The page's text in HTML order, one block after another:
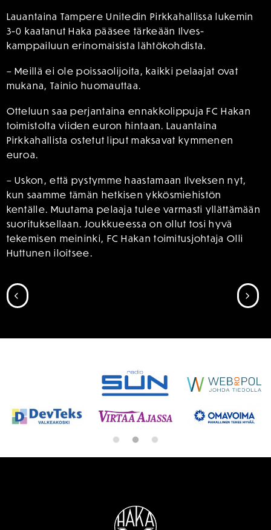
Lauantaina Tampere Unitedin Pirkkahallissa lukemin
3-0 kaatanut Haka pääsee tärkeään Ilves-
kamppailuun erinomaisista lähtökohdista.
– Meillä ei ole poissaolijoita, kaikki pelaajat ovat
mukana, Tainio huomauttaa.
Otteluun saa perjantaina ennakkolippuja FC Hakan
toimistolta viiden euron hintaan. Lauantaina
Pirkkahallista ostetut liput maksavat kymmenen
euroa.
– Uskon, että pystymme haastamaan Ilveksen nyt,
kun saamme tämän hetkisen ykkösmiehistön
kentälle. Muutama pelaaja tulee varmasti yllättämään
suorituksellaan. Joukkueessa on ollut tosi hyvä
tekemisen meininki, FC Hakan toimitusjohtaja Olli
Huttunen iloitsee.
SIIRRY EDELLISEEN